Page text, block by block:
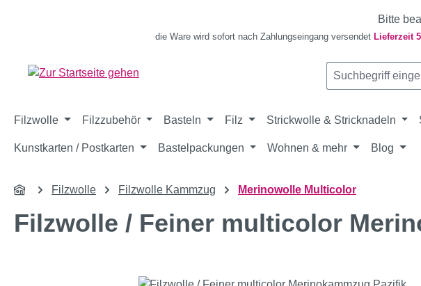
Bitte
die Ware wird sofort nach Zahlungseingang versendet Lieferzeit
Filzwolle Filzzubehör Basteln Filz Strickwolle & Stricknadeln
Kunstkarten / Postkarten Bastelpackungen Wohnen & mehr Blog
Filzwolle Filzwolle Kammzug Merinowolle Multicolor
Filzwolle / Feiner multicolor
Bildergalerie überspringen